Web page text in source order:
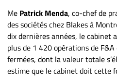
Me Patrick Menda, co-chef de
des sociétés chez Blakes à
dix dernières années, le cabinet
plus de 1 420 opérations de
fermées, dont la valeur totale
estime que le cabinet doit cette